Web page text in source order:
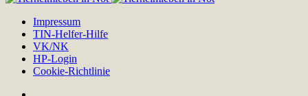
Impressum
TIN-Helfer-Hilfe
VK/NK
HP-Login
Cookie-Richtlinie